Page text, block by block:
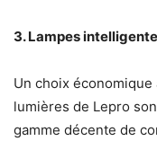
3. Lampes
Un choix
lumières de Lepro
gamme décente de